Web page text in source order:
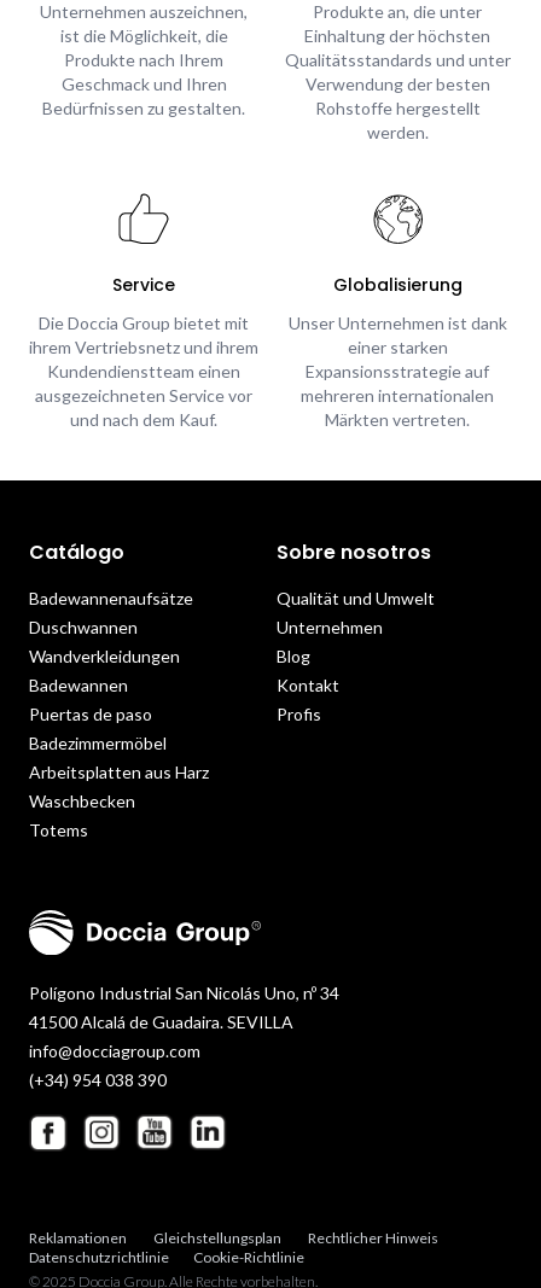
Unternehmen auszeichnen,
ist die Möglichkeit, die
Produkte nach Ihrem
Geschmack und Ihren
Bedürfnissen zu gestalten.
Produkte an, die unter
Einhaltung der höchsten
Qualitätsstandards und unter
Verwendung der besten
Rohstoffe hergestellt
werden.
Service
Die Doccia Group bietet mit
ihrem Vertriebsnetz und ihrem
Kundendienstteam einen
ausgezeichneten Service vor
und nach dem Kauf.
Globalisierung
Unser Unternehmen ist dank
einer starken
Expansionsstrategie auf
mehreren internationalen
Märkten vertreten.
Polígono Industrial San Nicolás Uno, nº 34
41500 Alcalá de Guadaira. SEVILLA
info@docciagroup.com
(+34) 954 038 390
Catálogo
Badewannenaufsätze
Duschwannen
Wandverkleidungen
Badewannen
Puertas de paso
Badezimmermöbel
Arbeitsplatten aus Harz
Waschbecken
Totems
Sobre nosotros
Qualität und Umwelt
Unternehmen
Blog
Kontakt
Profis
Reklamationen Gleichstellungsplan
Rechtlicher Hinweis
Datenschutzrichtlinie
Cookie-Richtlinie
© 2025 Doccia Group. Alle Rechte vorbehalten.